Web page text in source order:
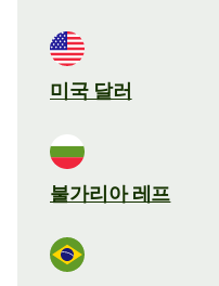
미국 달러
불가리아 레프